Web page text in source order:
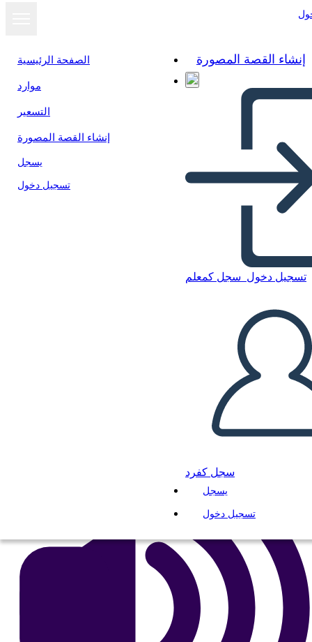
الصفحة الرئيسية
موارد
التسعير
إنشاء القصة المصورة
يسجل
تسجيل دخول
إنشاء القصة المصورة
تسجيل دخول سجل كمعلم
سجل كفرد
يسجل
تسجيل دخول
Constructivist Classroom
عرض كشرائح